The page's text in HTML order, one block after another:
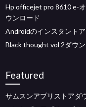
Hp officejet pro 8610 e-
ウンロード
Androidのインスタント
Black thought vol 2ダウ
Featured
サムスンアプリストアダ